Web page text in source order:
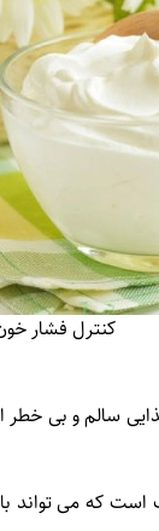
کنترل فشار
سالم و بی
که می تواند